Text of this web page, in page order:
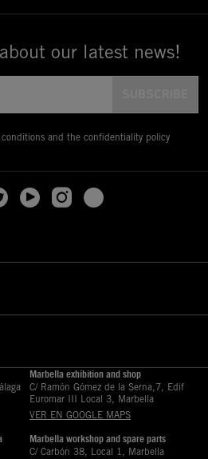
our latest news!
and the confidentiality policy
Marbella exhibition and shop
C/ Ramón Gómez de la Serna,7, Edif
Euromar III Local 3, Marbella
VER EN GOOGLE MAPS
Marbella workshop and spare parts
C/ Carbón 38, Local 1, Marbella